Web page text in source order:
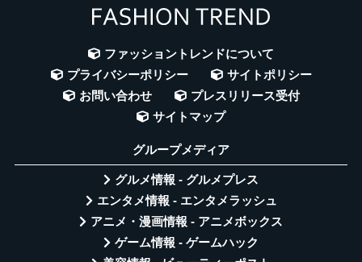
ファッショントレンドについて
プライバシーポリシー
サイトポリシー
お問い合わせ
プレスリリース受付
サイトマップ
グループメディア
グルメ情報 - グルメプレス
エンタメ情報 - エンタメラッシュ
アニメ・漫画情報 - アニメボックス
ゲーム情報 - ゲームハック